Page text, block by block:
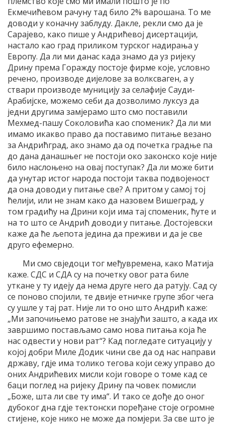
Екмечићевом рачуну тад било 2% варошана. То ме
доводи у коначну заблуду. Дакле, рекли смо да је
Сарајево, како пише у Андрићевој дисертацији,
настало као град приликом турског надирања у
Европу. Да ли ми данас када знамо да уз ријеку
Дрину према Горажду постоје фирме које, условно
речено, производе дијелове за волксваген, а у
ствари производе муницију за селафије Сауди-
Арабијске, можемо себи да дозволимо луксуз да
једни другима замјерамо што смо поставили
Мехмед-пашу Соколовића као споменик? Да ли ми
имамо икакво право да поставимо питање везано
за Андрићград, ако знамо да од почетка градње па
до дана данашњег не постоји око законско које није
било наслоњено на овај поступак? Да ли може бити
да унутар истог народа постоји таква подвојеност
да она доводи у питање све? А притом у самој тој
ћелији, или не знам како да назовем Вишеград, у
том градићу на Дрини који има тај споменик, ћуте и
на то што се Андрић доводи у питање. Достојевски
каже да ће љепота једина да преживи и да је све
друго ефемерно.
Ми смо свједоци тог међувремена, како Матија
каже. СДС и СДА су на почетку овог рата биле
уткане у ту идеју да нема друге него да ратују. Сад су
се поново спојили, те двије етничке групе због чега
су ушле у тај рат. Није ли то оно што Андрић каже:
„Ми започињемо ратове не знајући зашто, а када их
завршимо постављамо само нова питања која ће
нас одвести у нови рат“? Кад погледате ситуацију у
којој добри Миле Додик чини све да од нас направи
државу, гдје има толико тегова који сежу управо до
оних Андрићевих мисли који говоре о томе кад се
баци поглед на ријеку Дрину па човек помисли
„Боже, шта ли све ту има“. И тако се дође до оног
дубоког дна гдје тектонски поређане стоје огромне
стијене, које нико не може да помјери. За све што је